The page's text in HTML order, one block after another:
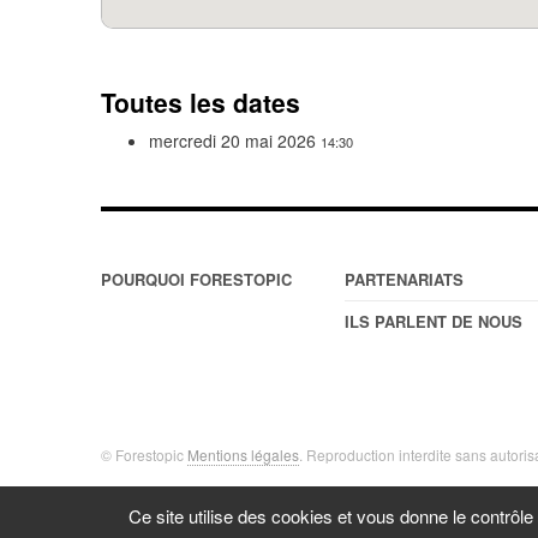
Toutes les dates
mercredi 20 mai 2026 14:30
POURQUOI FORESTOPIC
PARTENARIATS
ILS PARLENT DE NOUS
© Forestopic Mentions légales . Reproduction interdite sans
Ce site utilise des cookies et vous donne le